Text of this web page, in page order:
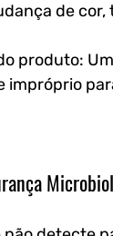
de
produto:
impróprio